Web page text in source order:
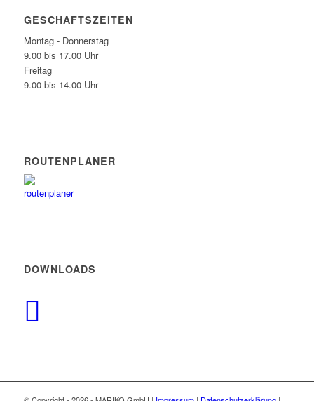
GESCHÄFTSZEITEN
Montag - Donnerstag
9.00 bis 17.00 Uhr
Freitag
9.00 bis 14.00 Uhr
ROUTENPLANER
DOWNLOADS